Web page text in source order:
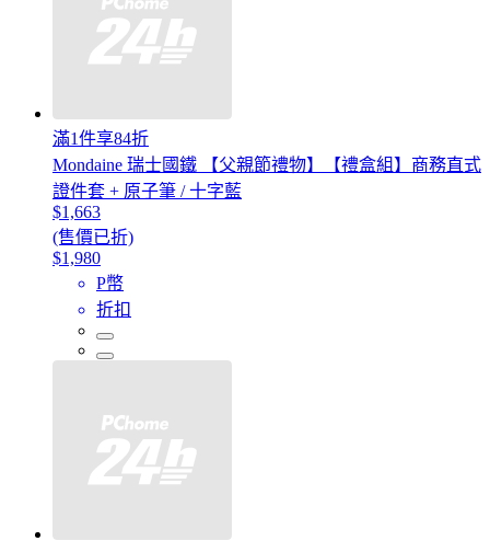
滿1件享84折
Mondaine 瑞士國鐵 【父親節禮物】【禮盒組】商務直式
證件套 + 原子筆 / 十字藍
$1,663
(售價已折)
$1,980
P幣
折扣